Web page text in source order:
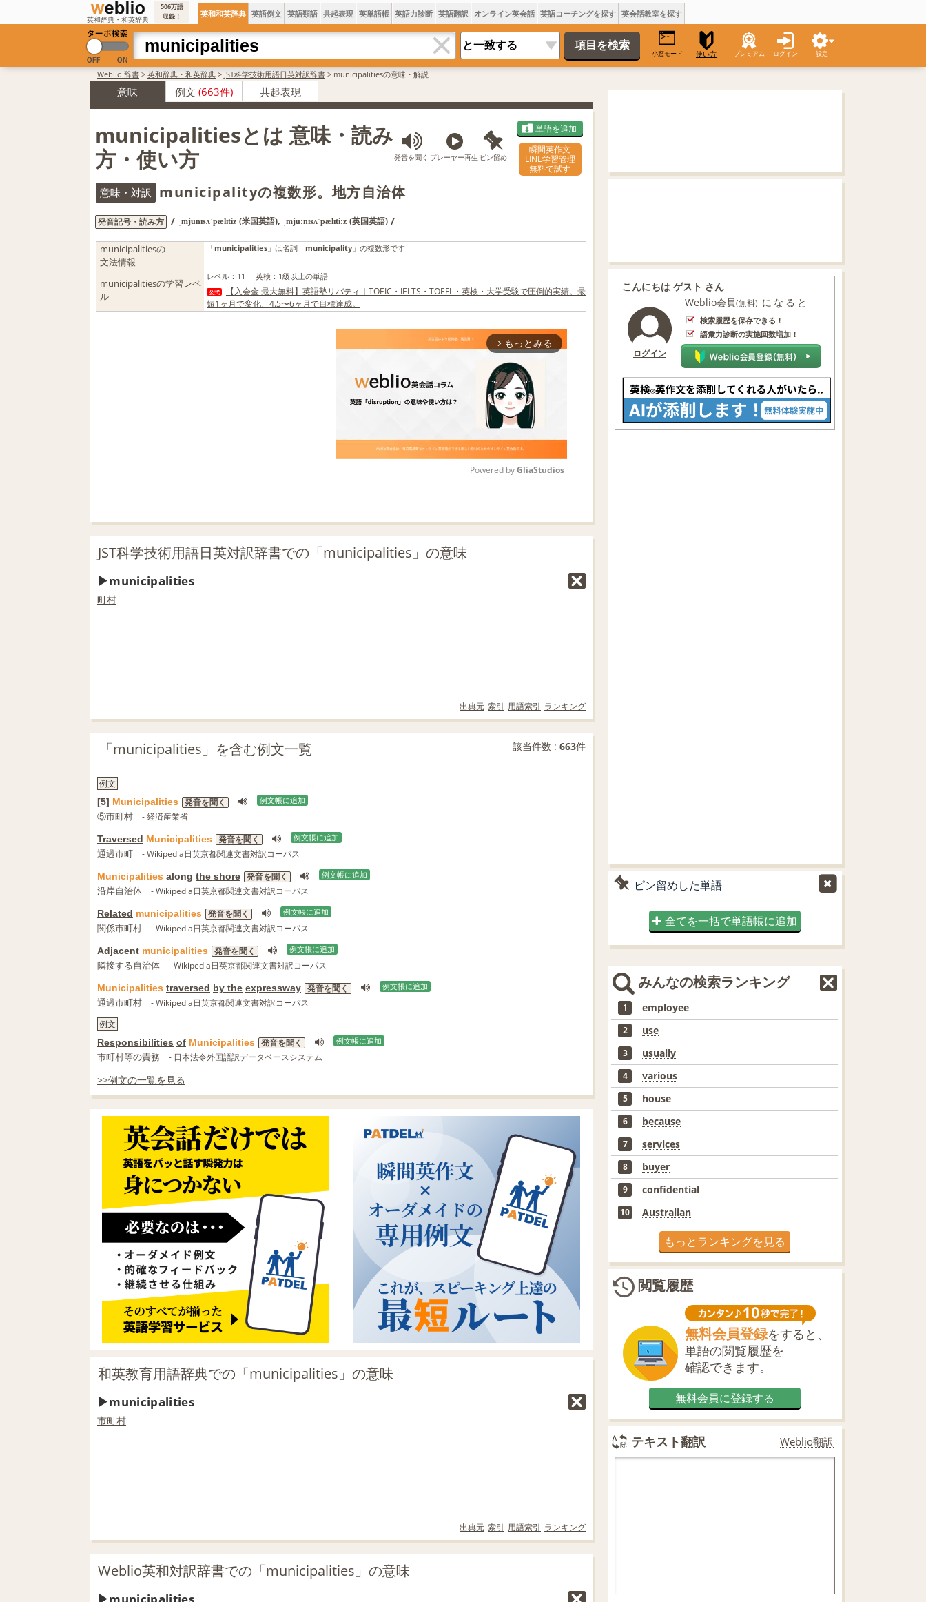
英和辞典・和英辞典
506万語
収録！
英和和英辞典 英語例文 英語類語 共起表現 英単語帳 英語力診断 英語翻訳 オンライン英会話 英語コーチングを探す 英会話教室を探す
小窓モード 使い方 プレミアム ログイン 設定
Weblio 辞書 > 英和辞典・和英辞典 > JST科学技術用語日英対訳辞書 > municipalitiesの意味・解説
意味 例文 (663件) 共起表現
municipalitiesとは 意味・読み
方・使い方
発音を聞く プレーヤー再生 ピン留め
単語を追加
瞬間英作文
LINE学習管理
無料で試す
意味・対訳 municipalityの複数形。地方自治体
発音記号・読み方 / ˌmjunɪsʌˈpælɪtiz (米国英語), ˌmju:nɪsʌˈpælɪti:z (英国英語) /
municipalitiesの
文法情報
「municipalities 」は名詞「municipality 」の複数形です
municipalitiesの学習レベ
ル
レベル ： 11 英検 ： 1級以上の単語
公式
【入会金 最大無料】英語塾リバティ｜TOEIC・IELTS・TOEFL・英検・大学受験で圧倒的実績。最
短1ヶ月で変化、4.5〜6ヶ月で目標達成。
arrow_forward_ios もっとみる
Powered by GliaStudios
JST科学技術用語日英対訳辞書での「municipalities」の意味
municipalities
町村
出典元 索引 用語索引 ランキング
「municipalities」を含む例文一覧 該当件数 : 663件
例文
[5] Municipalities 発音を聞く 例文帳に追加
⑤市町村 - 経済産業省
Traversed Municipalities 発音を聞く 例文帳に追加
通過市町 - Wikipedia日英京都関連文書対訳コーパス
Municipalities along the shore 発音を聞く 例文帳に追加
沿岸自治体 - Wikipedia日英京都関連文書対訳コーパス
Related municipalities 発音を聞く 例文帳に追加
関係市町村 - Wikipedia日英京都関連文書対訳コーパス
Adjacent municipalities 発音を聞く 例文帳に追加
隣接する自治体 - Wikipedia日英京都関連文書対訳コーパス
Municipalities traversed by the expressway 発音を聞く 例文帳に追加
通過市町村
- Wikipedia日英京都関連文書対訳コーパス
例文
Responsibilities of Municipalities 発音を聞く 例文帳に追加
市町村等の責務 - 日本法令外国語訳データベースシステム
>>例文の一覧を見る
和英教育用語辞典での「municipalities」の意味
municipalities
市町村
出典元 索引 用語索引 ランキング
Weblio英和対訳辞書での「municipalities」の意味
municipalities
こんにちは ゲスト さん
ログイン
Weblio会員(無料) になると
検索履歴を保存できる！
語彙力診断の実施回数増加！
ピン留めした単語
全てを一括で単語帳に追加
みんなの検索ランキング
1 employee
2 use
3 usually
4 various
5 house
6 because
7 services
8 buyer
9 confidential
10 Australian
もっとランキングを見る
閲覧履歴
無料会員登録をすると、
単語の閲覧履歴を
確認できます。
無料会員に登録する
テキスト翻訳 Weblio翻訳